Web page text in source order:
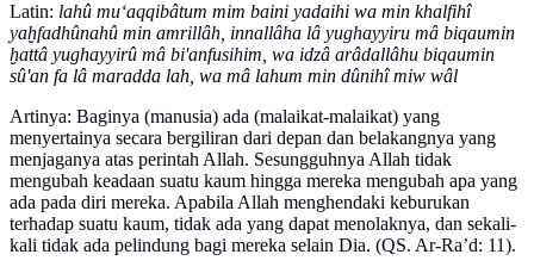
Latin: lahû mu‘aqqibâtum mim baini yadaihi wa min khalfihî
yaḫfadhûnahû min amrillâh, innallâha lâ yughayyiru mâ biqaumin
ḫattâ yughayyirû mâ bi'anfusihim, wa idzâ arâdallâhu biqaumin
sû'an fa lâ maradda lah, wa mâ lahum min dûnihî miw wâl
Artinya: Baginya (manusia) ada (malaikat-malaikat) yang
menyertainya secara bergiliran dari depan dan belakangnya yang
menjaganya atas perintah Allah. Sesungguhnya Allah tidak
mengubah keadaan suatu kaum hingga mereka mengubah apa yang
ada pada diri mereka. Apabila Allah menghendaki keburukan
terhadap suatu kaum, tidak ada yang dapat menolaknya, dan sekali-
kali tidak ada pelindung bagi mereka selain Dia. (QS. Ar-Ra’d: 11).